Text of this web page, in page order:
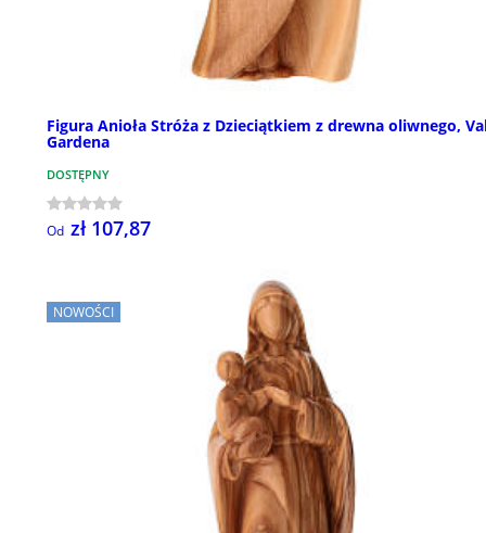
Figura Anioła Stróża z Dzieciątkiem z drewna oliwnego,
Gardena
DOSTĘPNY
Od zł 107,87
NOWOŚCI